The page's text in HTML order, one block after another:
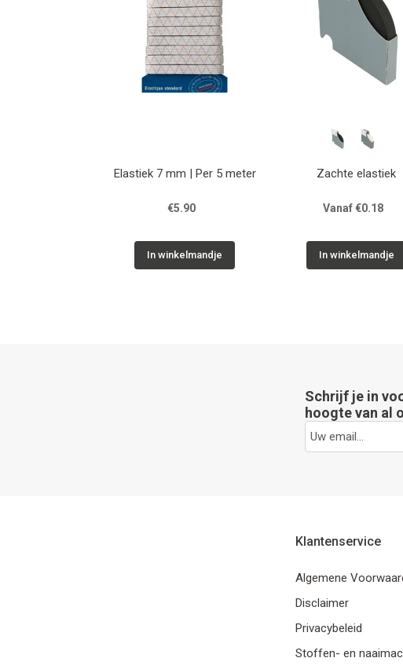
Elastiek 7 mm | Per 5 meter
€5.90
In winkelmandje
Zachte elastiek
Vanaf €0.18
In winkelmandje
Schrijf je in
hoogte van al
Klantenservice
Algemene
Disclaimer
Privacybeleid
Stoffen- en